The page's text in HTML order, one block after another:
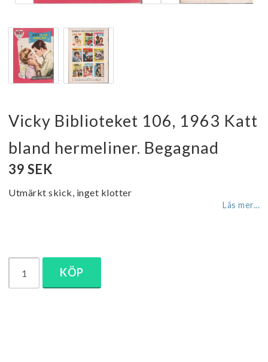
Vicky Biblioteket 106, 1963 Katt
bland hermeliner. Begagnad
39 SEK
Utmärkt skick, inget klotter
Läs mer...
KÖP